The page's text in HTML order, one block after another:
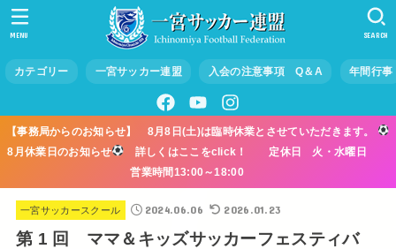
カテゴリー 一宮サッカー連盟 入会の注意事項 Q＆A 年間行事
SEARCH
MENU
【事務局からのお知らせ】 8月8日(土)は臨時休業とさせていただきます。
8月休業日のお知らせ
詳しくはここをclick！ 定休日 火・水曜日
営業時間13:00～18:00
一宮サッカースクール 2024.06.06 2026.01.23
第 1 回 ママ＆キッズサッカーフェスティバ